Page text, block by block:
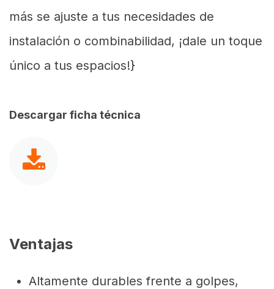
más se ajuste a tus necesidades de
instalación o combinabilidad, ¡dale un toque
único a tus espacios!}
Descargar ficha técnica
Ventajas
Altamente durables frente a golpes,